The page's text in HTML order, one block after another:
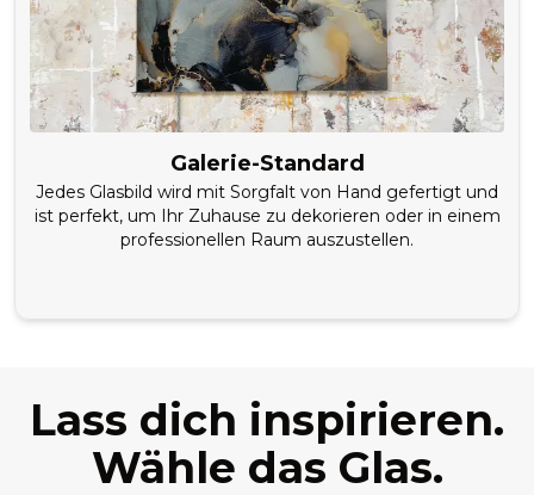
Galerie-Standard
Jedes Glasbild wird mit Sorgfalt von Hand gefertigt und
ist perfekt, um Ihr Zuhause zu dekorieren oder in einem
professionellen Raum auszustellen.
Lass dich inspirieren.
Wähle das Glas.